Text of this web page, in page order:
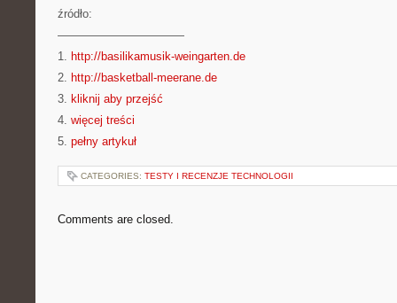
źródło:
———————————
1. http://basilikamusik-weingarten.de
2. http://basketball-meerane.de
3. kliknij aby przejść
4. więcej treści
5. pełny artykuł
CATEGORIES: TESTY I RECENZJE TECHNOLOGII
Comments are closed.